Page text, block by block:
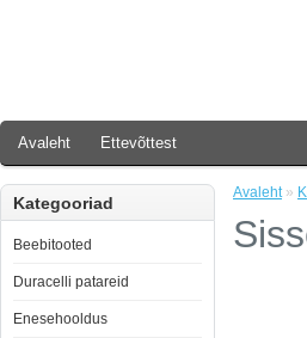
Avaleht Ettevõttest
Kategooriad
Beebitooted
Duracelli patareid
Enesehooldus
Avaleht»